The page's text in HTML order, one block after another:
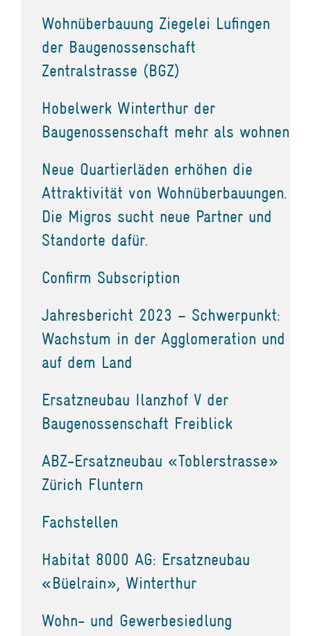
Wohnüberbauung Ziegelei Lufingen
der Baugenossenschaft
Zentralstrasse (BGZ)
Hobelwerk Winterthur der
Baugenossenschaft mehr als wohnen
Neue Quartierläden erhöhen die
Attraktivität von Wohnüberbauungen.
Die Migros sucht neue Partner und
Standorte dafür.
Confirm Subscription
Jahresbericht 2023 – Schwerpunkt:
Wachstum in der Agglomeration und
auf dem Land
Ersatzneubau Ilanzhof V der
Baugenossenschaft Freiblick
ABZ-Ersatzneubau «Toblerstrasse»
Zürich Fluntern
Fachstellen
Habitat 8000 AG: Ersatzneubau
«Büelrain», Winterthur
Wohn- und Gewerbesiedlung